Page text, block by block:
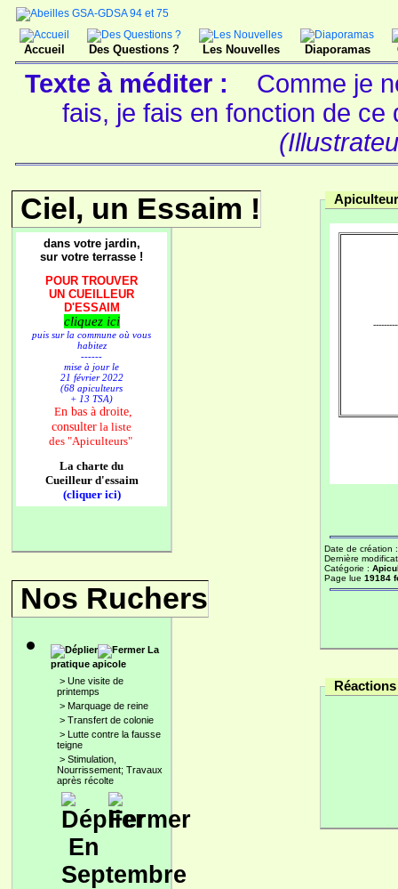
Accueil Des Questions ? Les Nouvelles Diaporamas
Texte à méditer :
Comme je
fais, je fais en fonction de
Ciel, un Essaim !
dans votre jardin,
sur votre terrasse !
POUR TROUVER
UN CUEILLEUR
D'ESSAIM
cliquez ici
puis sur la commune où vous
habitez
------
mise à jour le
21 février 2022
(68 apiculteurs
+ 13 TSA)
En bas à droite,
consulter la liste
des "Apiculteurs"
La charte du
Cueilleur d'essaim
(cliquer ici)
Nos Ruchers
La
pratique apicole
> Une visite de
printemps
> Marquage de reine
> Transfert de colonie
> Lutte contre la fausse
teigne
> Stimulation,
Nourrissement; Travaux
après récolte
En
Septembre
Date de création
Dernière
Catégorie :
Page lue 19184